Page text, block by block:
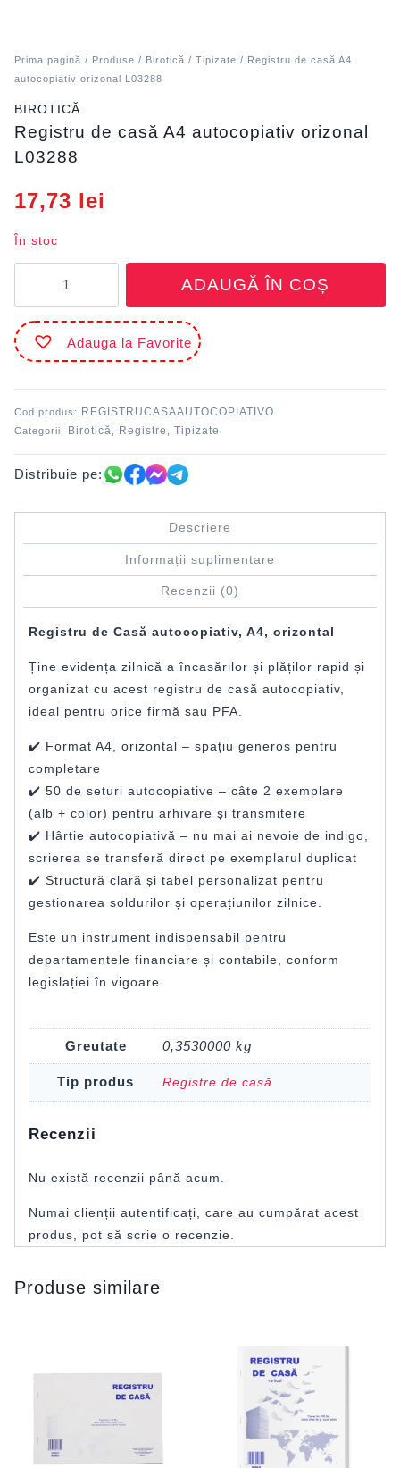
Prima pagină / Produse / Birotică / Tipizate / Registru de casă A4
autocopiativ orizonal L03288
BIROTICĂ
Registru de casă A4 autocopiativ orizonal
L03288
17,73 lei
În stoc
Registru
de
casă
A4
autocopiativ
ADAUGĂ ÎN COȘ
Adauga la Favorite
Cod produs: REGISTRUCASAAUTOCOPIATIVO
Categorii: Birotică Registre Tipizate
Distribuie pe:
Descriere
Informații suplimentare
Recenzii (0)
Registru de Casă autocopiativ, A4, orizontal
Ține evidența zilnică a încasărilor și plăților rapid și
organizat cu acest registru de casă autocopiativ,
ideal pentru orice firmă sau PFA.
✔️ Format A4, orizontal – spațiu generos pentru
completare
✔️ 50 de seturi autocopiative – câte 2 exemplare
(alb + color) pentru arhivare și transmitere
✔️ Hârtie autocopiativă – nu mai ai nevoie de indigo,
scrierea se transferă direct pe exemplarul duplicat
✔️ Structură clară și tabel personalizat pentru
gestionarea soldurilor și operațiunilor zilnice.
Este un instrument indispensabil pentru
departamentele financiare și contabile, conform
legislației în vigoare.
Greutate 0,3530000 kg
Tip produs Registre de casă
Recenzii
Nu există recenzii până acum.
Numai clienții autentificați, care au cumpărat acest
produs, pot să scrie o recenzie.
Produse similare